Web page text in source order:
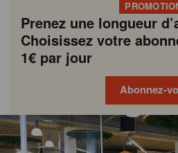
Prenez une longueur
Choisissez votre
1€ par jour
Abonnez-
Gondola
academy
Gondola
society